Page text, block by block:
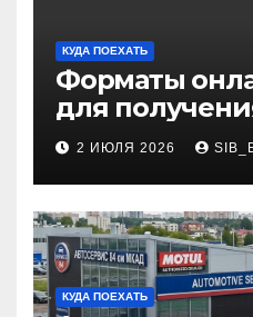
КУДА ПОЕХАТЬ
Форматы
для
профессий
2 ИЮЛЯ 2026
КУДА ПОЕХАТЬ